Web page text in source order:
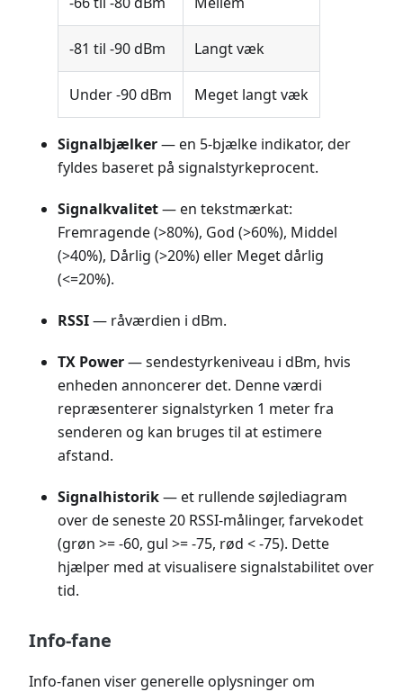
-81 til -90 dBm Langt væk
Under -90 dBm Meget langt væk
Signalbjælker— en 5-bjælke indikator, der
fyldes baseret på signalstyrkeprocent.
Signalkvalitet— en tekstmærkat:
Fremragende (>80%), God (>60%), Middel
(>40%), Dårlig (>20%) eller Meget dårlig
(<=20%).
RSSI— råværdien i dBm.
TX Power— sendestyrkeniveau i dBm, hvis
enheden annoncerer det. Denne værdi
repræsenterer signalstyrken 1 meter fra
senderen og kan bruges til at estimere
afstand.
Signalhistorik— et rullende søjlediagram
over de seneste 20 RSSI-målinger, farvekodet
(grøn >= -60, gul >= -75, rød < -75). Dette
hjælper med at visualisere signalstabilitet over
tid.
Info-fane
Info-fanen viser generelle oplysninger om